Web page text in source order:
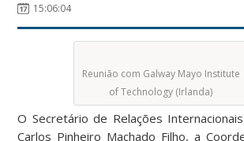
15:06:04
Reunião com Galway Mayo Institute
of Technology (Irlanda)
O Secretário de Relações
Carlos Pinheiro Machado Filho, a